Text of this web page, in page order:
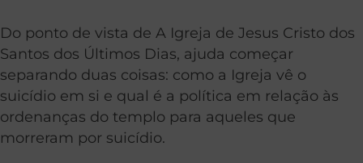
Do ponto de vista de A Igreja de Jesus Cristo dos
Santos dos Últimos Dias, ajuda começar
separando duas coisas: como a Igreja vê o
suicídio em si e qual é a política em relação às
ordenanças do templo para aqueles que
morreram por suicídio.